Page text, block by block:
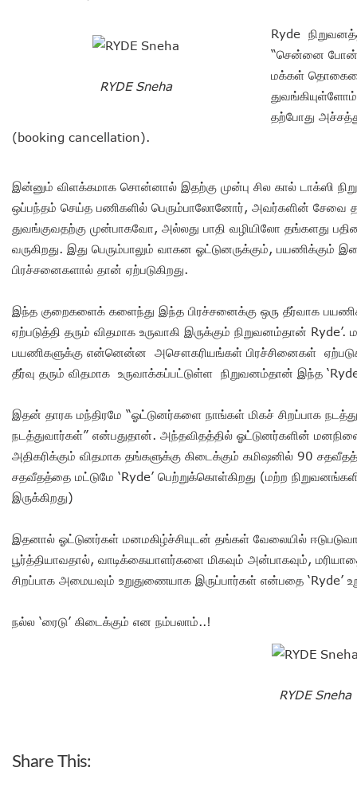
RYDE Sneha
Ryde
“சென்னை போன்ற
மக்கள்
தற்போது
(booking cancellation).
இன்னும் விளக்கமாக சொன்னால் இதற்கு முன்பு சில கால் டாக்ஸி
ஒப்பந்தம் செய்த பணிகளில் பெரும்பாலோனோர், அவர்களின் சேவை
துவங்குவதற்கு முன்பாகவோ, அல்லது பாதி வழியிலோ தங்களது
வருகிறது. இது பெரும்பாலும் வாகன ஓட்டுனருக்கும், பயணிக்கும்
பிரச்சனைகளால் தான் ஏற்படுகிறது.
இந்த குறைகளைக் களைந்து இந்த பிரச்சனைக்கு ஒரு தீர்வாக
ஏற்படுத்தி தரும் விதமாக உருவாகி இருக்கும் நிறுவனம்தான்
பயணிகளுக்கு என்னென்ன அசௌகரியங்கள் பிரச்சினைகள்
தீர்வு தரும் விதமாக உருவாக்கப்பட்டுள்ள நிறுவனம்தான் இந்த
இதன் தாரக மந்திரமே “ஓட்டுனர்களை நாங்கள் மிகச் சிறப்பாக
நடத்துவார்கள்” என்பதுதான். அந்தவிதத்தில் ஓட்டுனர்களின்
அதிகரிக்கும் விதமாக தங்களுக்கு கிடைக்கும் கமிஷனில் 90
சதவீதத்தை மட்டுமே ‘Ryde’ பெற்றுக்கொள்கிறது (மற்ற
இருக்கிறது)
இதனால் ஓட்டுனர்கள் மனமகிழ்ச்சியுடன் தங்கள் வேலையில்
பூர்த்தியாவதால், வாடிக்கையாளர்களை மிகவும் அன்பாகவும்,
சிறப்பாக அமையவும் உறுதுணையாக இருப்பார்கள் என்பதை ‘Ryde’
நல்ல ‘ரைடு’ கிடைக்கும் என நம்பலாம்..!
RYDE Sneha
Share This: